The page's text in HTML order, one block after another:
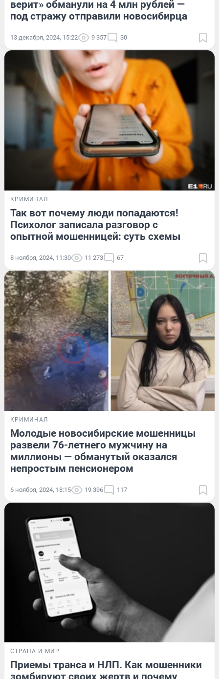
верит» обманули на 4 млн рублей —
под стражу отправили новосибирца
13 декабря, 2024, 15:22 9 357 30
КРИМИНАЛ
Так вот почему люди попадаются!
Психолог записала разговор с
опытной мошенницей: суть схемы
8 ноября, 2024, 11:30 11 273 67
КРИМИНАЛ
Молодые новосибирские мошенницы
развели 76-летнего мужчину на
миллионы — обманутый оказался
непростым пенсионером
6 ноября, 2024, 18:15 19 396 117
СТРАНА И МИР
Приемы транса и НЛП. Как мошенники